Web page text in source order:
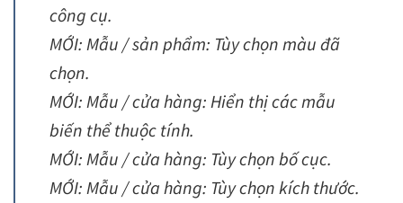
công cụ.
MỚI: Mẫu / sản phẩm: Tùy chọn màu đã
chọn.
MỚI: Mẫu / cửa hàng: Hiển thị các mẫu
biến thể thuộc tính.
MỚI: Mẫu / cửa hàng: Tùy chọn bố cục.
MỚI: Mẫu / cửa hàng: Tùy chọn kích thước.